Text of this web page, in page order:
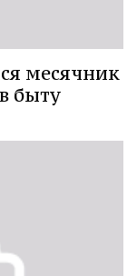
месячник
быту